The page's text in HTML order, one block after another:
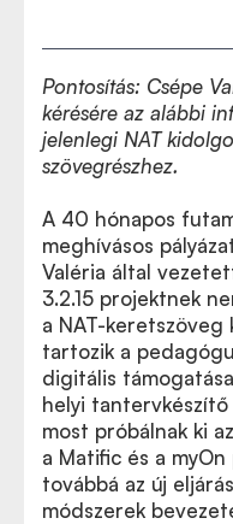
Pontosítás: Csépe
kérésére az alábbi
jelenlegi NAT
szövegrészhez.
A 40 hónapos
meghívásos
Valéria által
3.2.15 projektnek
a NAT-keretszöveg
tartozik a
digitális
helyi
most próbálnak ki
a Matific és a
továbbá az új
módszerek